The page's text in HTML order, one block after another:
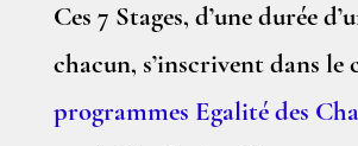
Ces 7 Stages, d’une durée
chacun, s’inscrivent dans le
programmes Egalité des